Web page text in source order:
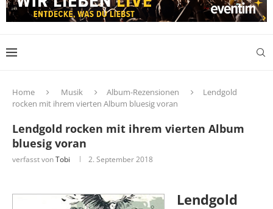
Home Musik Album-Rezensionen
Lendgold
rocken mit ihrem vierten Album bluesig voran
Lendgold rocken mit ihrem vierten Album
bluesig voran
verfasst vonTobi 2. September 2018
Lendgold